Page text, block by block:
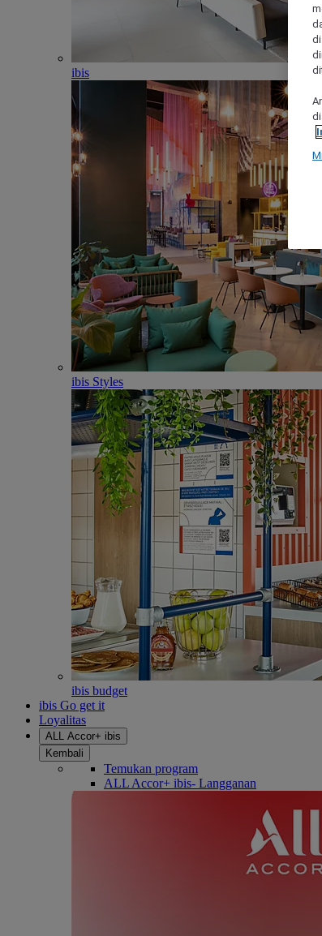
ibis
ibis Styles
ibis budget
ibis Go get it
Loyalitas
ALL Accor+ ibis
Kembali
Temukan program
ALL Accor+ ibis- Langganan